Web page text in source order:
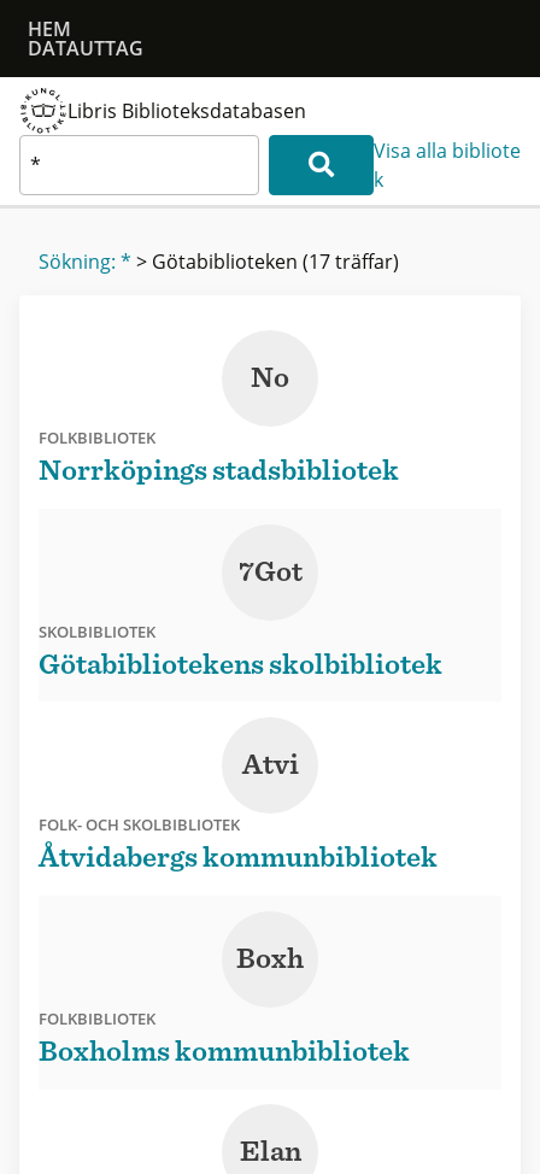
HEM
DATAUTTAG
Libris Biblioteksdatabasen
Visa alla bibliote
k
Sökning: * > Götabiblioteken (17 träffar)
No
FOLKBIBLIOTEK
Norrköpings stadsbibliotek
7Got
SKOLBIBLIOTEK
Götabibliotekens skolbibliotek
Atvi
FOLK- OCH SKOLBIBLIOTEK
Åtvidabergs kommunbibliotek
Boxh
FOLKBIBLIOTEK
Boxholms kommunbibliotek
Elan